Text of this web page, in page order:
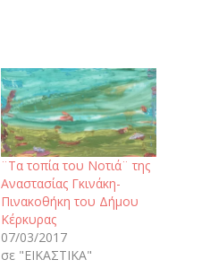
¨Τα τοπία του Νοτιά¨ της
Αναστασίας Γκινάκη-
Πινακοθήκη του Δήμου
Κέρκυρας
07/03/2017
σε "ΕΙΚΑΣΤΙΚΑ"